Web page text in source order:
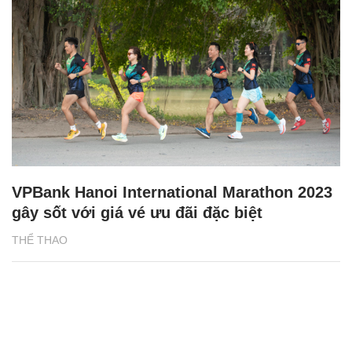
THỂ THAO
VPBank Hanoi International Marathon 2023
gây sốt với giá vé ưu đãi đặc biệt